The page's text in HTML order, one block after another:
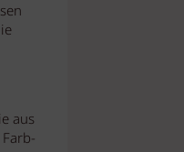
aus